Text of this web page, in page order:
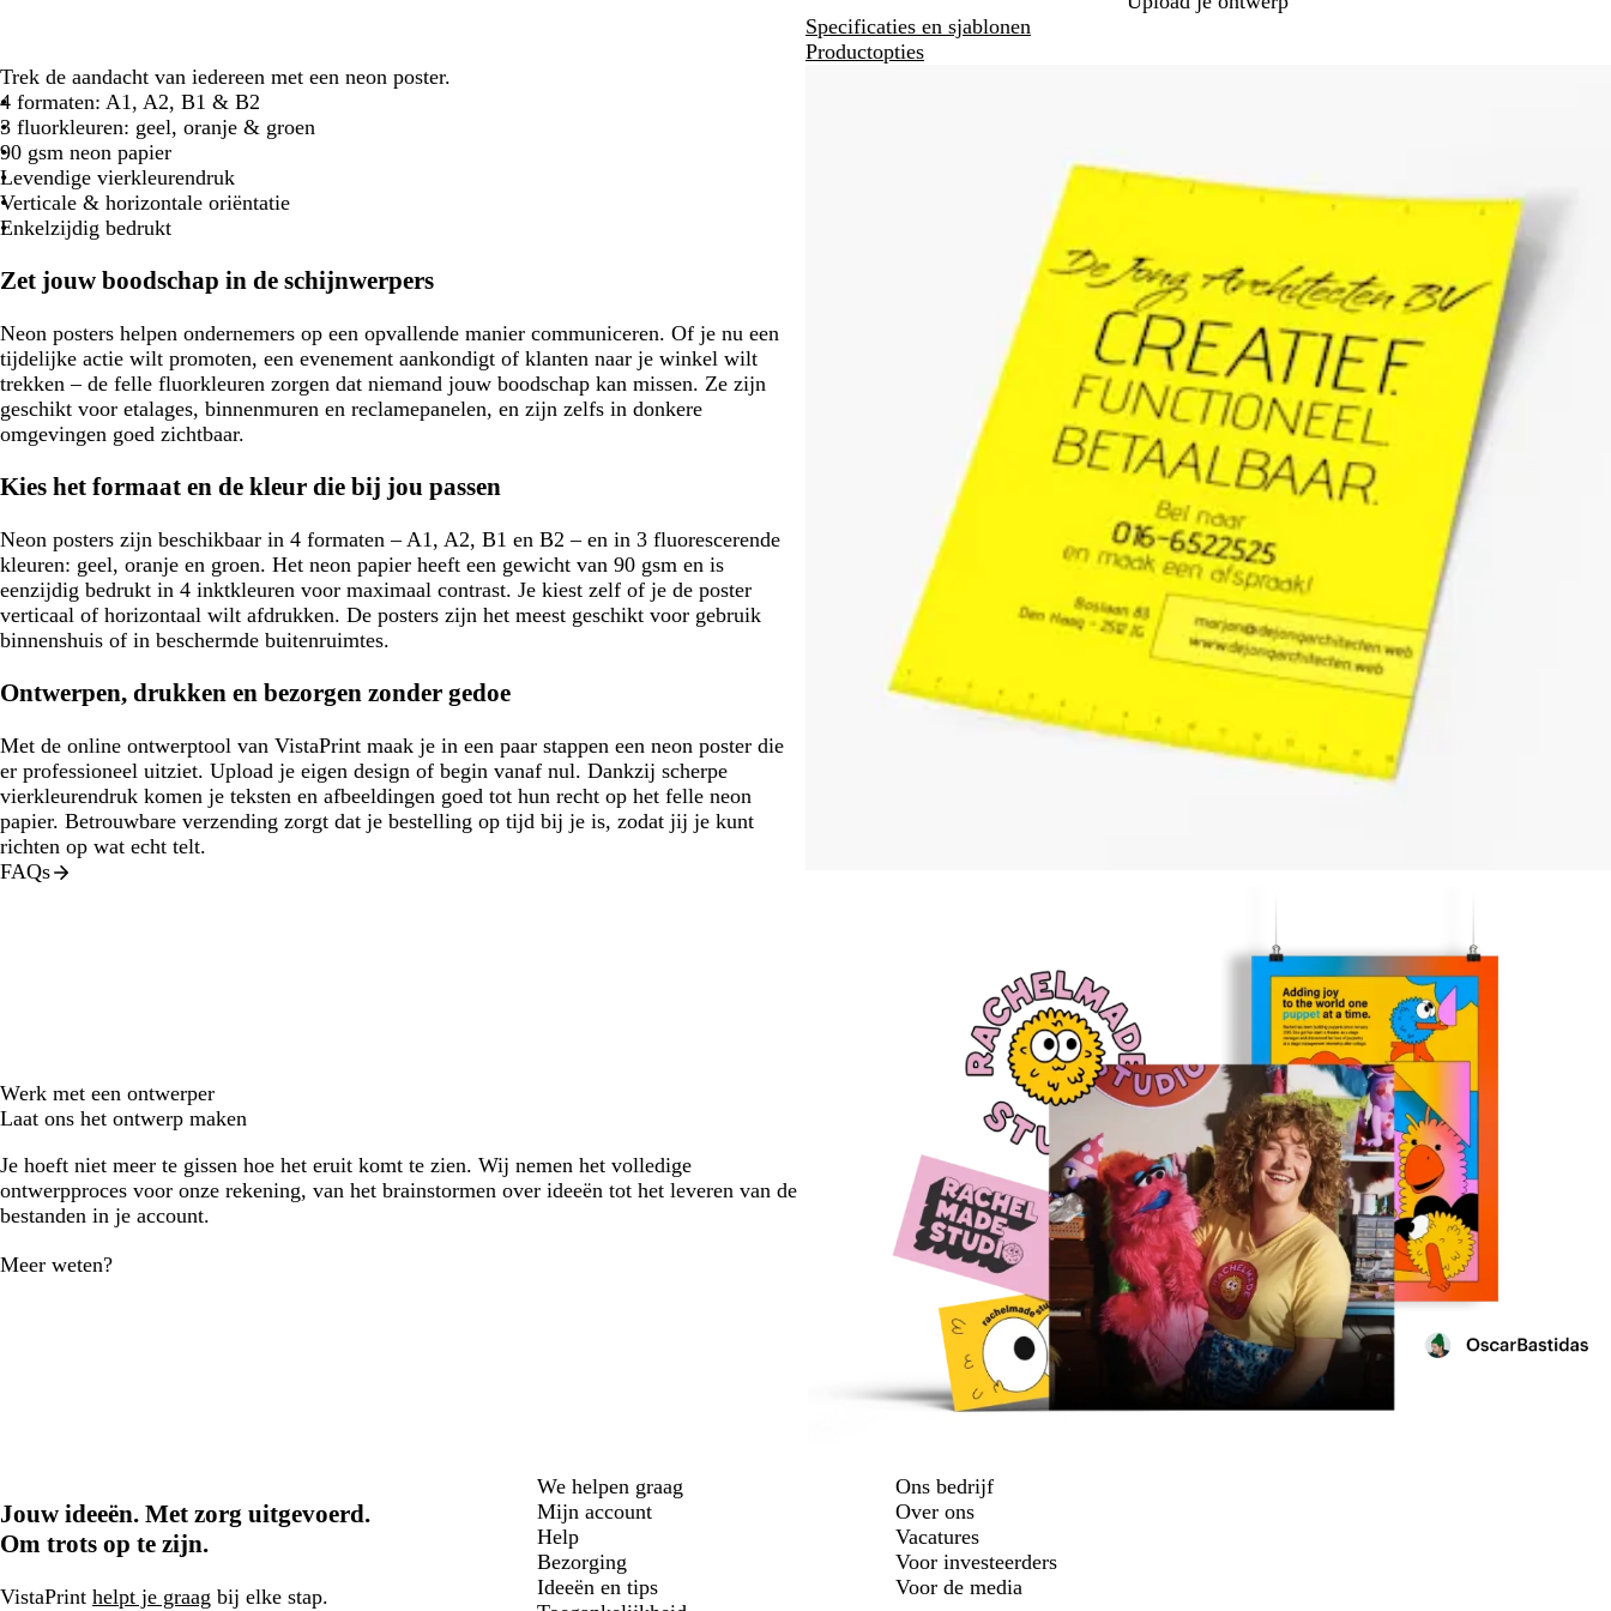
Specificaties en sjablonen
Productopties
Trek de aandacht van iedereen met een neon poster.
4 formaten: A1, A2, B1 & B2
3 fluorkleuren: geel, oranje & groen
90 gsm neon papier
Levendige vierkleurendruk
Verticale & horizontale oriëntatie
Enkelzijdig bedrukt
Zet jouw boodschap in de schijnwerpers
Neon posters helpen ondernemers op een opvallende manier communiceren. Of je nu een
tijdelijke actie wilt promoten, een evenement aankondigt of klanten naar je winkel wilt
trekken – de felle fluorkleuren zorgen dat niemand jouw boodschap kan missen. Ze zijn
geschikt voor etalages, binnenmuren en reclamepanelen, en zijn zelfs in donkere
omgevingen goed zichtbaar.
Kies het formaat en de kleur die bij jou passen
Neon posters zijn beschikbaar in 4 formaten – A1, A2, B1 en B2 – en in 3 fluorescerende
kleuren: geel, oranje en groen. Het neon papier heeft een gewicht van 90 gsm en is
eenzijdig bedrukt in 4 inktkleuren voor maximaal contrast. Je kiest zelf of je de poster
verticaal of horizontaal wilt afdrukken. De posters zijn het meest geschikt voor gebruik
binnenshuis of in beschermde buitenruimtes.
Ontwerpen, drukken en bezorgen zonder gedoe
Met de online ontwerptool van VistaPrint maak je in een paar stappen een neon poster die
er professioneel uitziet. Upload je eigen design of begin vanaf nul. Dankzij scherpe
vierkleurendruk komen je teksten en afbeeldingen goed tot hun recht op het felle neon
papier. Betrouwbare verzending zorgt dat je bestelling op tijd bij je is, zodat jij je kunt
richten op wat echt telt.
FAQs
Werk met een ontwerper
Laat ons het ontwerp maken
Je hoeft niet meer te gissen hoe het eruit komt te zien. Wij nemen het volledige
ontwerpproces voor onze rekening, van het brainstormen over ideeën tot het leveren van de
bestanden in je account.
Meer weten?
Jouw ideeën. Met zorg uitgevoerd.
Om trots op te zijn.
VistaPrint helpt je graag bij elke stap.
We helpen graag
Mijn account
Help
Bezorging
Ideeën en tips
Ons bedrijf
Over ons
Vacatures
Voor investeerders
Voor de media